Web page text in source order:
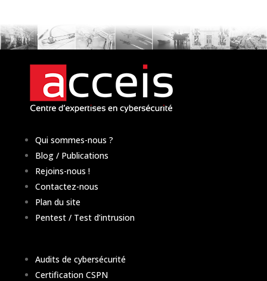
Qui sommes-nous ?
Blog / Publications
Rejoins-nous !
Contactez-nous
Plan du site
Pentest / Test d’intrusion
Audits de cybersécurité
Certification CSPN